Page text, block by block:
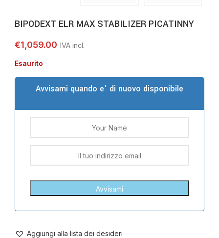
BIPODEXT ELR MAX STABILIZER PICATINNY
€1,059.00
Esaurito
Avvisami quando e' di nuovo disponibile
Aggiungi alla lista dei desideri